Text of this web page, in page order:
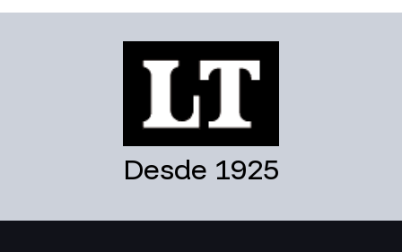
Desde 1925